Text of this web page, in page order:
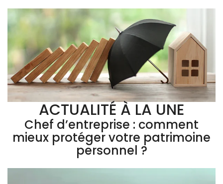
ACTUALITÉ À LA UNE
Chef d’entreprise : comment
mieux protéger votre patrimoine
personnel ?